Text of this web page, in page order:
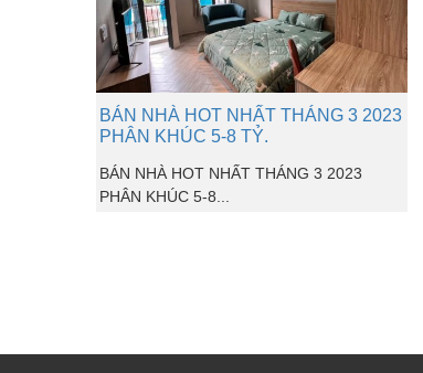
BÁN NHÀ HOT NHẤT THÁNG 3 2023
PHÂN KHÚC 5-8 TỶ.
BÁN NHÀ HOT NHẤT THÁNG 3 2023
PHÂN KHÚC 5-8...